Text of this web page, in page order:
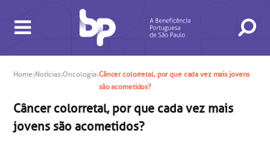
BUSCA
CONSULTAS E EXAMES
ATENDIMENTO 24H
CONHEÇA AS UNIDADES
INSTITUCIONAL
NOSSOS SERVIÇOS
INFORMAÇÕES ÚTEIS
ESPECIALIDADES
Home Notícias Oncologia Câncer colorretal, por que cada vez mais jovens
são acometidos?
Câncer colorretal, por que cada vez mais
jovens são acometidos?